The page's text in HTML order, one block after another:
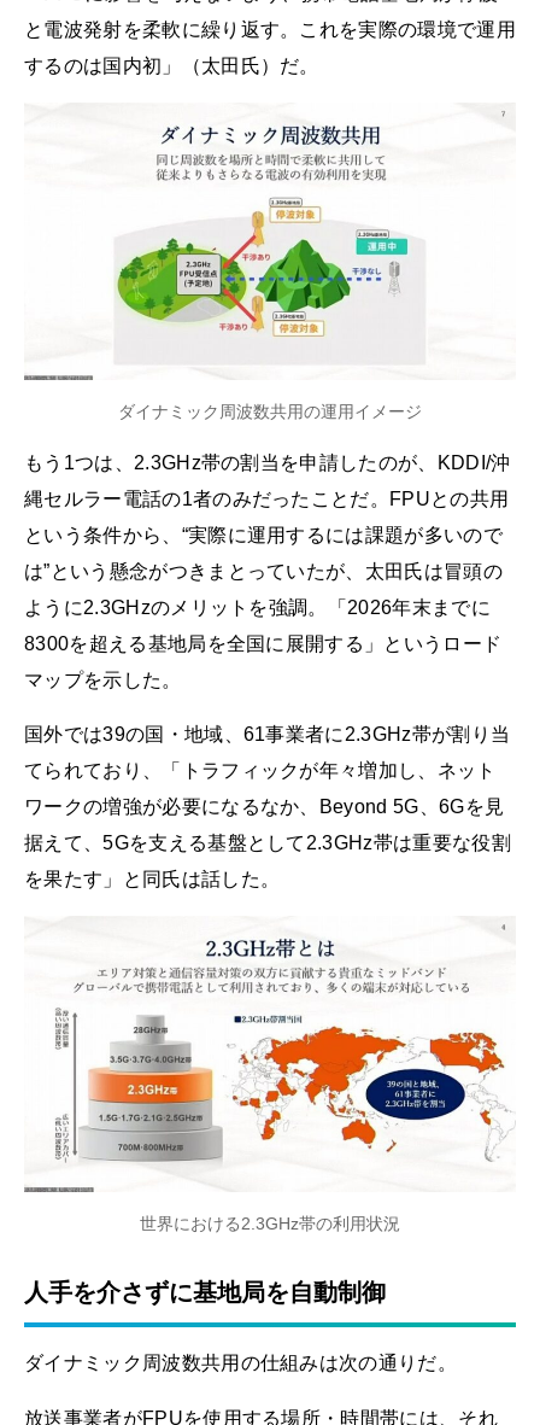
と電波発射を柔軟に繰り返す。これを実際の環境で運用
するのは国内初」（太田氏）だ。
ダイナミック周波数共用の運用イメージ
もう1つは、2.3GHz帯の割当を申請したのが、KDDI/沖
縄セルラー電話の1者のみだったことだ。FPUとの共用
という条件から、“実際に運用するには課題が多いので
は”という懸念がつきまとっていたが、太田氏は冒頭の
ように2.3GHzのメリットを強調。「2026年末までに
8300を超える基地局を全国に展開する」というロード
マップを示した。
国外では39の国・地域、61事業者に2.3GHz帯が割り当
てられており、「トラフィックが年々増加し、ネット
ワークの増強が必要になるなか、Beyond 5G、6Gを見
据えて、5Gを支える基盤として2.3GHz帯は重要な役割
を果たす」と同氏は話した。
世界における2.3GHz帯の利用状況
人手を介さずに基地局を自動制御
ダイナミック周波数共用の仕組みは次の通りだ。
放送事業者がFPUを使用する場所・時間帯には、それ